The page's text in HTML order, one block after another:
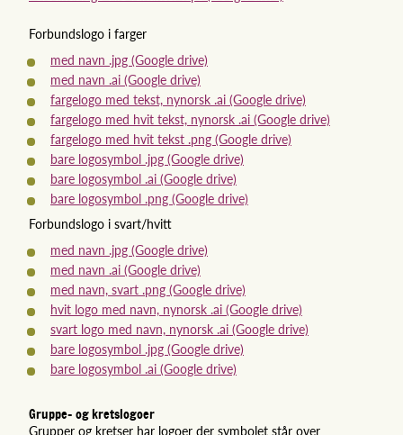
Forbundslogo i farger
med navn .jpg (Google drive)
med navn .ai (Google drive)
fargelogo med tekst, nynorsk .ai (Google drive)
fargelogo med hvit tekst, nynorsk .ai (Google drive)
fargelogo med hvit tekst .png (Google drive)
bare logosymbol .jpg (Google drive)
bare logosymbol .ai (Google drive)
bare logosymbol .png (Google drive)
Forbundslogo i svart/hvitt
med navn .jpg (Google drive)
med navn .ai (Google drive)
med navn, svart .png (Google drive)
hvit logo med navn, nynorsk .ai (Google drive)
svart logo med navn, nynorsk .ai (Google drive)
bare logosymbol .jpg (Google drive)
bare logosymbol .ai (Google drive)
Gruppe- og kretslogoer
Grupper og kretser har logoer der symbolet står over